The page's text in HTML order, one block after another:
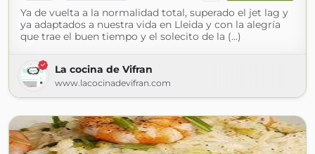
Ya de vuelta a la normalidad total, superado el jet lag y
ya adaptados a nuestra vida en Lleida y con la alegría
que trae el buen tiempo y el solecito de la (...)
La cocina de Vifran
www.lacocinadevifran.com